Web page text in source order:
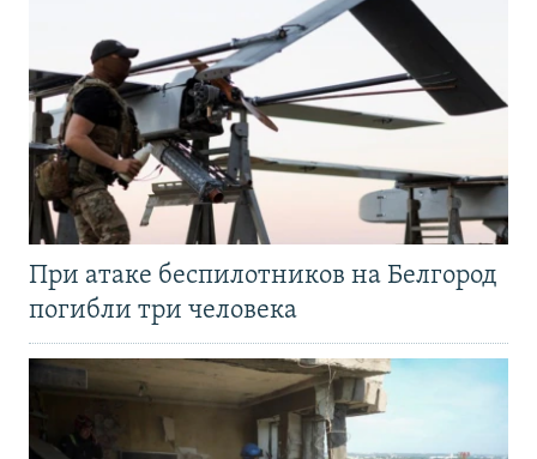
При атаке беспилотников на Белгород
погибли три человека